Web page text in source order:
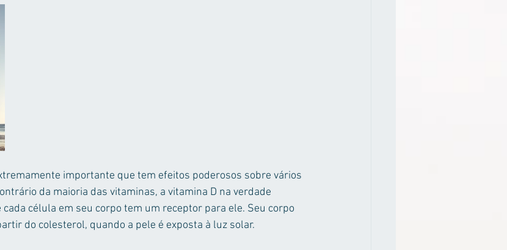
importante que tem efeitos poderosos sobre vários
da maioria das vitaminas, a vitamina D na verdade
célula em seu corpo tem um receptor para ele. Seu corpo
do colesterol, quando a pele é exposta à luz solar.